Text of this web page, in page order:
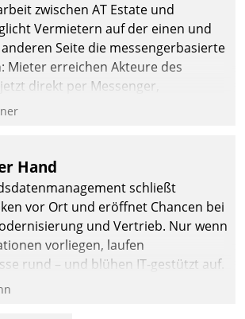
zwischen AT Estate und
Vermietern auf der einen und
Seite die messengerbasierte
Mieter erreichen Akteure des
direkt per Messenger,
empfangen oder
Hand
schließt
vor Ort und eröffnet Chancen bei
und Vertrieb. Nur wenn
vorliegen, laufen
rund – und blühen IT-gestützt auf.